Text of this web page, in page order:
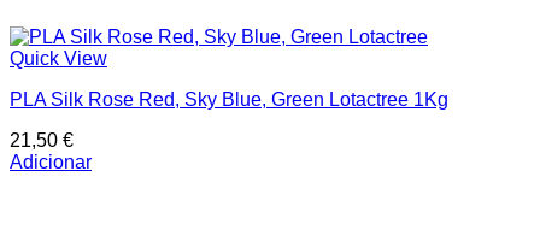
Quick View
PLA Silk Rose Red, Sky Blue, Green Lotactree 1Kg
21,50 €
Adicionar